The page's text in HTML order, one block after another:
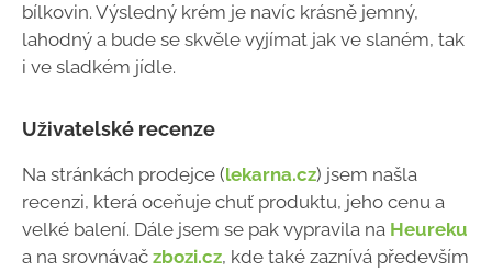
bílkovin. Výsledný krém je navíc krásně jemný,
lahodný a bude se skvěle vyjímat jak ve slaném, tak
i ve sladkém jídle.
Uživatelské recenze
Na stránkách prodejce (lekarna.cz) jsem našla
recenzi, která oceňuje chuť produktu, jeho cenu a
velké balení. Dále jsem se pak vypravila na Heureku
a na srovnávač zbozi.cz, kde také zaznívá především